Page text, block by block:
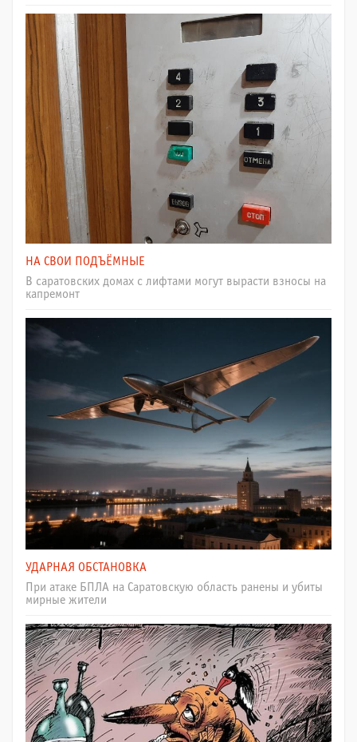
НА СВОИ ПОДЪЁМНЫЕ
В саратовских домах с лифтами могут вырасти взносы на
капремонт
УДАРНАЯ ОБСТАНОВКА
При атаке БПЛА на Саратовскую область ранены и убиты
мирные жители